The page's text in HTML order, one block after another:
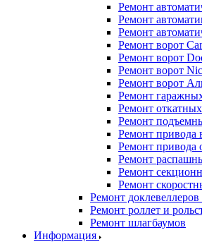
Ремонт
Ремонт
Ремонт
Ремонт ворот
Ремонт ворот
Ремонт ворот
Ремонт ворот
Ремонт
Ремонт
Ремонт
Ремонт привода
Ремонт привода
Ремонт
Ремонт
Ремонт
Ремонт
Ремонт роллет и
Ремонт шлагбаумов
Информация